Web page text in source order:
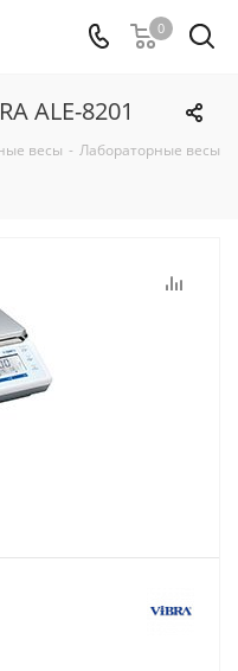
0
ALE-8201
весы - Лабораторные весы